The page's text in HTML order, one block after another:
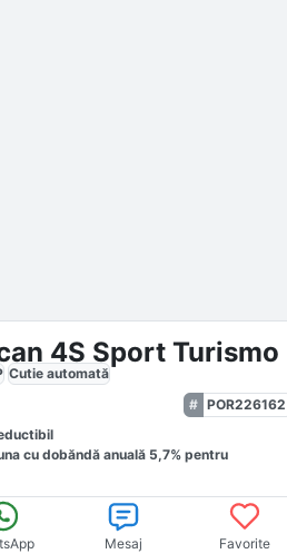
4S Sport Turismo
Cutieautomată
POR226162
cu dobăndă anuală 5,7% pentru
Mesaj Favorite